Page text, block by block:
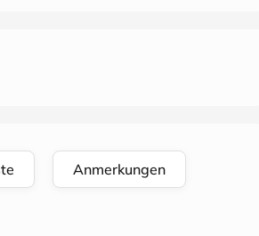
Anmerkungen